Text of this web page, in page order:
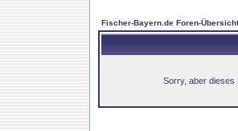
Fischer-Bayern.de Foren-Übersicht
Sorry, aber dieses